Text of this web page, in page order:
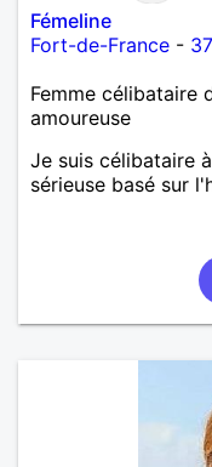
Fémeline
Fort-de-France -
Femme célibataire
amoureuse
Je suis célibataire
sérieuse basé sur